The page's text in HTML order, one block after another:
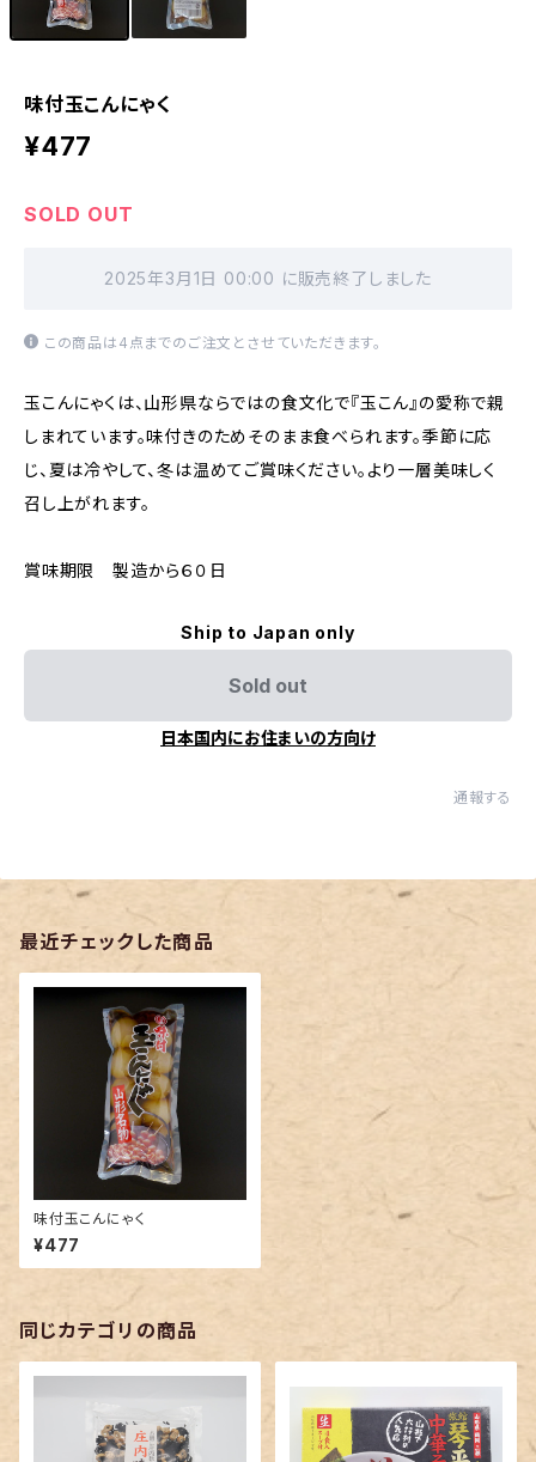
味付玉こんにゃく
¥477
SOLD OUT
2025年3月1日 00:00 に販売終了しました
この商品は4点までのご注文とさせていただきます。
玉こんにゃくは、山形県ならではの食文化で『玉こん』の愛称で親
しまれています。味付きのためそのまま食べられます。季節に応
じ、夏は冷やして、冬は温めてご賞味ください。より一層美味しく
召し上がれます。
賞味期限 製造から６０日
Ship to Japan only
Sold out
日本国内にお住まいの方向け
通報する
最近チェックした商品
味付玉こんにゃく
¥477
同じカテゴリの商品